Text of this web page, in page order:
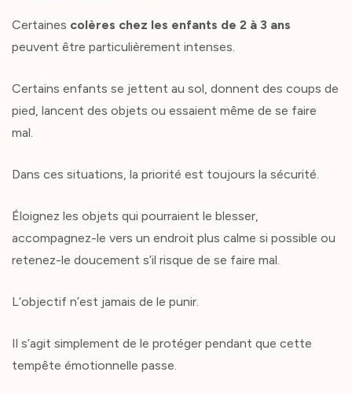
Certaines colères chez les enfants de 2 à 3 ans
peuvent être particulièrement intenses.
Certains enfants se jettent au sol, donnent des coups de
pied, lancent des objets ou essaient même de se faire
mal.
Dans ces situations, la priorité est toujours la sécurité.
Éloignez les objets qui pourraient le blesser,
accompagnez-le vers un endroit plus calme si possible ou
retenez-le doucement s’il risque de se faire mal.
L’objectif n’est jamais de le punir.
Il s’agit simplement de le protéger pendant que cette
tempête émotionnelle passe.